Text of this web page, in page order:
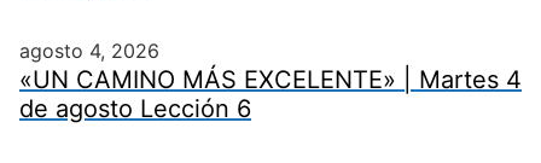
agosto 4, 2026
«UN CAMINO MÁS EXCELENTE» | Martes 4
de agosto Lección 6